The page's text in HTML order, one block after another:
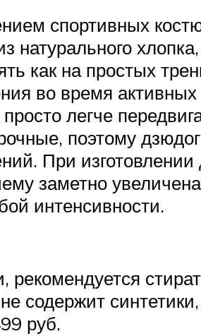
спортивных
как на простых
во время
легче
поэтому
При
заметно
интенсивности.
содержит
руб.